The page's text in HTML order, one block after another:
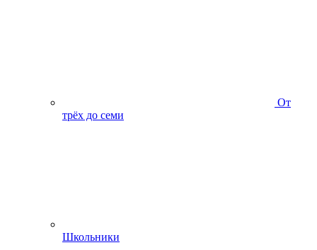
От
трёх до семи
Школьники